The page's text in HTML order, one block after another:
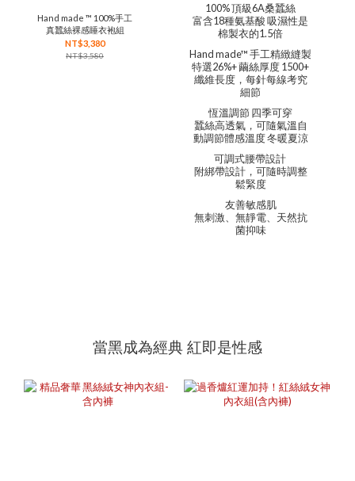
Hand made ™ 100%手工
真蠶絲裸感睡衣袍組
NT$3,380
NT$3,580
100% 頂級6A桑蠶絲
富含18種氨基酸 吸濕性是
棉製衣的1.5倍
Hand made™ 手工精緻縫製
特選26%+ 繭絲厚度 1500+
纖維長度，每針每線考究
細節
恆溫調節 四季可穿
蠶絲高透氣，可隨氣溫自
動調節體感溫度 冬暖夏涼
可調式腰帶設計
附綁帶設計，可隨時調整
鬆緊度
友善敏感肌
無刺激、無靜電、天然抗
菌抑味
當黑成為經典 紅即是性感